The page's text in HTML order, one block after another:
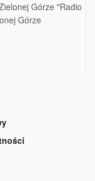
Górze "Radio
Górze